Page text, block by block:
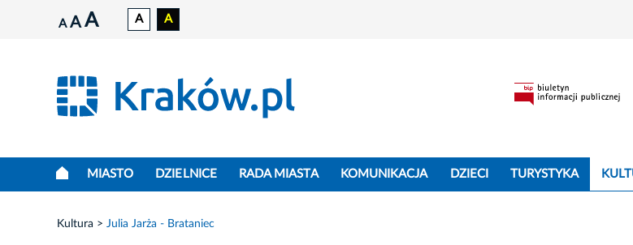
A A A A A
MIASTO DZIELNICE RADA MIASTA KOMUNIKACJA DZIECI TURYSTYKA
Kultura Julia Jarża - Brataniec